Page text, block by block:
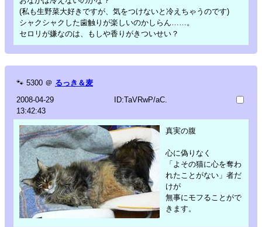
(私も生野菜大好きですが、気をつけないと冷えちゃうのです)
シャクシャクした歯触りが楽しいのかしらん……。
セロリが嫌なのは、もしや香りがきついせい？
🐾 5300 ＠ るっき＆麦
2008-04-29
13:42:43
ID:TaVRwP/aC.
真実の腹
心に偽りなく
「よその猫に心を奪わ
れたことがない」者だ
けが
無事にモフることがで
きます。